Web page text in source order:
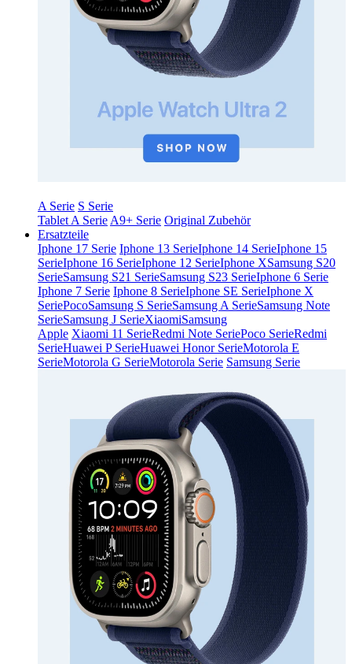
A Serie S Serie
Tablet A Serie A9+ Serie Original Zubehör
Ersatzteile
Iphone 17 Serie Iphone 13 SerieIphone 14 SerieIphone 15
SerieIphone 16 SerieIphone 12 SerieIphone XSamsung S20
SerieSamsung S21 SerieSamsung S23 SerieIphone 6 Serie
Iphone 7 Serie Iphone 8 SerieIphone SE SerieIphone X
SeriePocoSamsung S SerieSamsung A SerieSamsung Note
SerieSamsung J SerieXiaomiSamsung
Apple Xiaomi 11 SerieRedmi Note SeriePoco SerieRedmi
SerieHuawei P SerieHuawei Honor SerieMotorola E
SerieMotorola G SerieMotorola Serie Samsung Serie